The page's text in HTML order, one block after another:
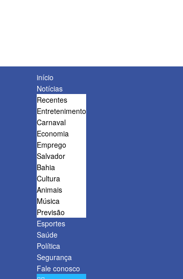
início
Notícias
Recentes
Entretenimento
Carnaval
Economia
Emprego
Salvador
Bahia
Cultura
Animais
Música
Previsão
Esportes
Saúde
Política
Segurança
Fale conosco